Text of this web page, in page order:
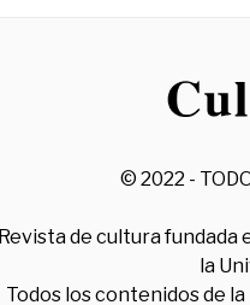
© 2022 -
Revista de cultura fundada
la
Todos los contenidos de